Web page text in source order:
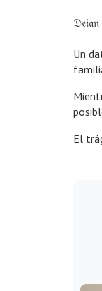
Un
El